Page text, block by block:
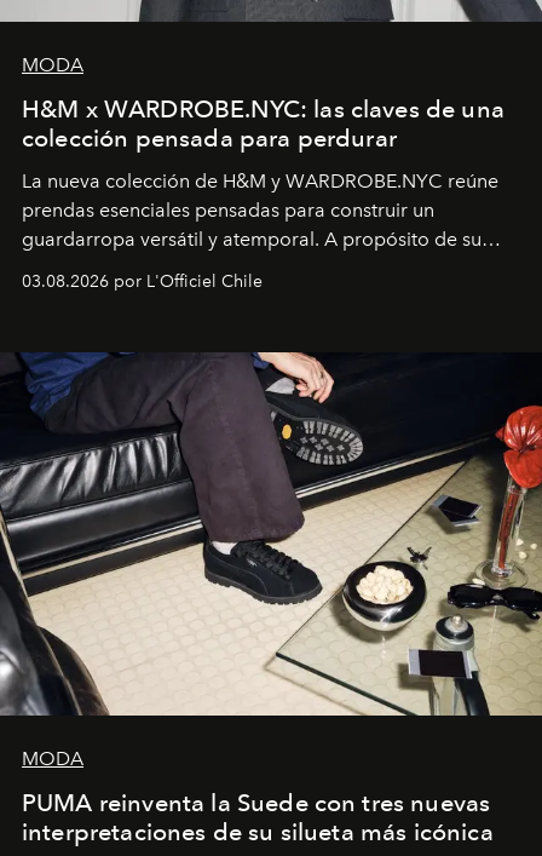
MODA
H&M x WARDROBE.NYC: las claves de una
colección pensada para perdurar
La nueva colección de H&M y WARDROBE.NYC reúne
prendas esenciales pensadas para construir un
guardarropa versátil y atemporal. A propósito de su
lanzamiento, los fundadores de la firma neoyorquina y
la asesora creativa y jefa de diseño global de la marca
y la filosofía detrás de la propuesta.
03.08.2026 por L'Officiel Chile
MODA
PUMA reinventa la Suede con tres nuevas
interpretaciones de su silueta más icónica